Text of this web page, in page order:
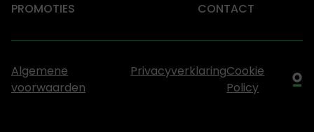
PROMOTIES
CONTACT
Algemene
voorwaarden
PrivacyverklaringCookie
Policy